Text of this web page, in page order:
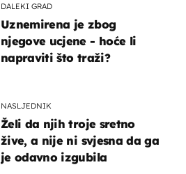
DALEKI GRAD
Uznemirena je zbog
njegove ucjene - hoće li
napraviti što traži?
NASLJEDNIK
Želi da njih troje sretno
žive, a nije ni svjesna da ga
je odavno izgubila